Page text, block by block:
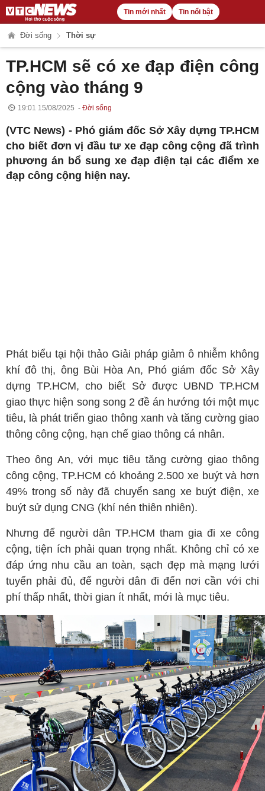
Tin mới nhất Tin nổi bật
Đời sống Thời sự
TP.HCM sẽ có xe đạp điện công
cộng vào tháng 9
19:01 15/08/2025 Đời sống
(VTC News) - Phó giám đốc Sở Xây dựng TP.HCM
cho biết đơn vị đầu tư xe đạp công cộng đã trình
phương án bổ sung xe đạp điện tại các điểm xe
đạp công cộng hiện nay.
Phát biểu tại hội thảo Giải pháp giảm ô nhiễm không
khí đô thị, ông Bùi Hòa An, Phó giám đốc Sở Xây
dựng TP.HCM, cho biết Sở được UBND TP.HCM
giao thực hiện song song 2 đề án hướng tới một mục
tiêu, là phát triển giao thông xanh và tăng cường giao
thông công cộng, hạn chế giao thông cá nhân.
Theo ông An, với mục tiêu tăng cường giao thông
công cộng, TP.HCM có khoảng 2.500 xe buýt và hơn
49% trong số này đã chuyển sang xe buýt điện, xe
buýt sử dụng CNG (khí nén thiên nhiên).
Nhưng để người dân TP.HCM tham gia đi xe công
cộng, tiện ích phải quan trọng nhất. Không chỉ có xe
đáp ứng nhu cầu an toàn, sạch đẹp mà mạng lưới
tuyến phải đủ, để người dân đi đến nơi cần với chi
phí thấp nhất, thời gian ít nhất, mới là mục tiêu.